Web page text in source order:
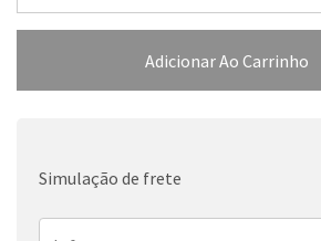
Adicionar Ao Carrinho
Simulação de frete